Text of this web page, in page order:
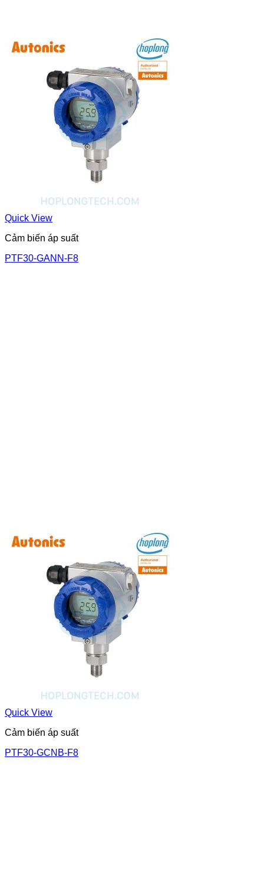
Quick View
Cảm biến áp suất
PTF30-GANN-F8
Quick View
Cảm biến áp suất
PTF30-GCNB-F8